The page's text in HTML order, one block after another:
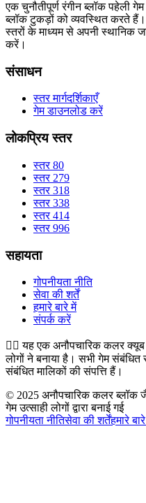
एक चुनौतीपूर्ण रंगीन ब्लॉक पहेली
ब्लॉक टुकड़ों को व्यवस्थित करते
स्तरों के माध्यम से अपनी स्थानिक
करें।
संसाधन
स्तर मार्गदर्शिकाएँ
गेम डाउनलोड करें
लोकप्रिय स्तर
स्तर 80
स्तर 279
स्तर 318
स्तर 338
स्तर 414
स्तर 996
सहायता
गोपनीयता नीति
सेवा की शर्तें
हमारे बारे में
संपर्क करें
👉🏻यह एक अनौपचारिक कलर क्यूब
लोगों ने बनाया है। सभी गेम संबंधित
संबंधित मालिकों की संपत्ति हैं।
© 2025 अनौपचारिक कलर ब्लॉक
गेम उत्साही लोगों द्वारा बनाई गई
गोपनीयता नीतिसेवा की शर्तेंहमारे